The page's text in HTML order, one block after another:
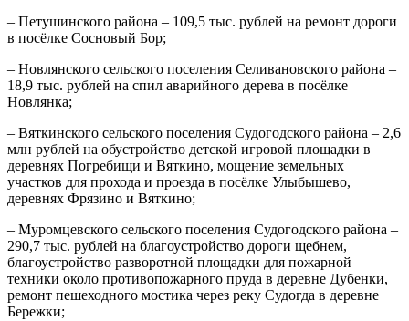
– Петушинского района – 109,5 тыс. рублей на ремонт дороги
в посёлке Сосновый Бор;
– Новлянского сельского поселения Селивановского района –
18,9 тыс. рублей на спил аварийного дерева в посёлке
Новлянка;
– Вяткинского сельского поселения Судогодского района – 2,6
млн рублей на обустройство детской игровой площадки в
деревнях Погребищи и Вяткино, мощение земельных
участков для прохода и проезда в посёлке Улыбышево,
деревнях Фрязино и Вяткино;
– Муромцевского сельского поселения Судогодского района –
290,7 тыс. рублей на благоустройство дороги щебнем,
благоустройство разворотной площадки для пожарной
техники около противопожарного пруда в деревне Дубенки,
ремонт пешеходного мостика через реку Судогда в деревне
Бережки;